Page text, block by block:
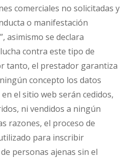
comerciales no solicitadas y
o manifestación
asimismo se declara
contra este tipo de
tanto, el prestador garantiza
concepto los datos
el sitio web serán cedidos,
ni vendidos a ningún
razones, el proceso de
para inscribir
personas ajenas sin el